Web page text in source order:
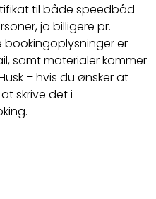
til både speedbåd
jo billigere pr.
bookingoplysninger er
samt materialer kommer
– hvis du ønsker at
skrive det i